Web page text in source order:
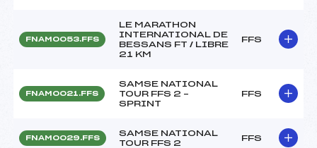
FNAM0053.FFS
LE MARATHON
INTERNATIONAL DE
BESSANS FT / LIBRE
21 KM
FFS
FNAM0021.FFS
SAMSE NATIONAL
TOUR FFS 2 –
SPRINT
FFS
FNAM0029.FFS
SAMSE NATIONAL
TOUR FFS 2
FFS